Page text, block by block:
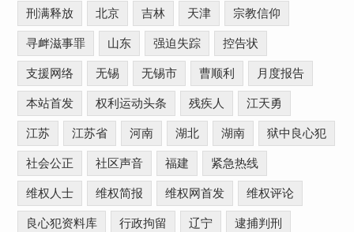
刑满释放 北京 吉林 天津 宗教信仰
寻衅滋事罪 山东 强迫失踪 控告状
支援网络 无锡 无锡市 曹顺利 月度报告
本站首发 权利运动头条 残疾人 江天勇
江苏 江苏省 河南 湖北 湖南 狱中良心犯
社会公正 社区声音 福建 紧急热线
维权人士 维权简报 维权网首发 维权评论
良心犯资料库 行政拘留 辽宁 逮捕判刑